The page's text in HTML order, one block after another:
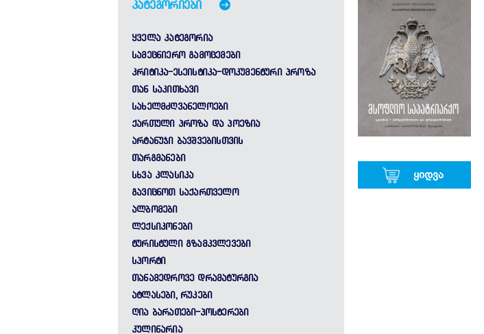
კატეგორიები
ᲧᲕᲔᲚᲐ ᲙᲐᲢᲔᲒᲝᲠᲘᲐ
ᲡᲐᲛᲔᲪᲜᲘᲔᲠᲝ ᲒᲐᲛᲝᲪᲔᲛᲔᲑᲘ
ᲙᲠᲘᲢᲘᲙᲐ-ᲔᲡᲔᲘᲡᲢᲘᲙᲐ-ᲓᲝᲙᲣᲛᲔᲜᲢᲣᲠᲘ ᲞᲠᲝᲖᲐ
ᲗᲐᲜ ᲡᲐᲙᲘᲗᲮᲐᲕᲘ
ᲡᲐᲮᲔᲚᲛᲫᲦᲕᲐᲜᲔᲚᲝᲔᲑᲘ
ᲥᲐᲠᲗᲣᲚᲘ ᲞᲠᲝᲖᲐ ᲓᲐ ᲞᲝᲔᲖᲘᲐ
ᲐᲠᲢᲐᲜᲣᲯᲘ ᲑᲐᲕᲨᲕᲔᲑᲘᲡᲗᲕᲘᲡ
ᲗᲐᲠᲒᲛᲐᲜᲔᲑᲘ
ᲡᲮᲕᲐ ᲙᲚᲐᲡᲘᲙᲐ
ᲒᲐᲕᲘᲪᲜᲝᲗ ᲡᲐᲥᲐᲠᲗᲕᲔᲚᲝ
ᲐᲚᲑᲝᲛᲔᲑᲘ
ᲚᲔᲥᲡᲘᲙᲝᲜᲔᲑᲘ
ᲢᲣᲠᲘᲡᲢᲣᲚᲘ ᲒᲖᲐᲛᲙᲕᲚᲔᲕᲔᲑᲘ
ᲡᲞᲝᲠᲢᲘ
ᲗᲐᲜᲐᲛᲔᲓᲠᲝᲕᲔ ᲓᲠᲐᲛᲐᲢᲣᲠᲒᲘᲐ
ᲐᲢᲚᲐᲡᲔᲑᲘ, ᲠᲣᲙᲔᲑᲘ
ᲦᲘᲐ ᲑᲐᲠᲐᲗᲔᲑᲘ-ᲞᲝᲡᲢᲔᲠᲔᲑᲘ
ᲙᲣᲚᲘᲜᲐᲠᲘᲐ
ყიდვა